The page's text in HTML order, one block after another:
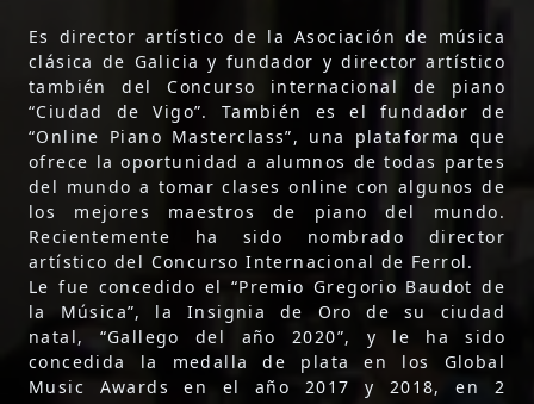
Es director artístico de la Asociación de música
clásica de Galicia y fundador y director artístico
también del Concurso internacional de piano
“Ciudad de Vigo”. También es el fundador de
“Online Piano Masterclass”, una plataforma que
ofrece la oportunidad a alumnos de todas partes
del mundo a tomar clases online con algunos de
los mejores maestros de piano del mundo.
Recientemente ha sido nombrado director
artístico del Concurso Internacional de Ferrol.
Le fue concedido el “Premio Gregorio Baudot de
la Música”, la Insignia de Oro de su ciudad
natal, “Gallego del año 2020”, y le ha sido
concedida la medalla de plata en los Global
Music Awards en el año 2017 y 2018, en 2